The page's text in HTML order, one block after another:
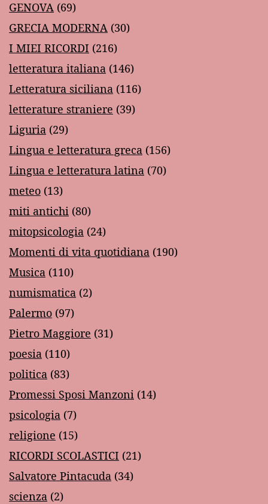
GENOVA (69)
GRECIA MODERNA (30)
I MIEI RICORDI (216)
letteratura italiana (146)
Letteratura siciliana (116)
letterature straniere (39)
Liguria (29)
Lingua e letteratura greca (156)
Lingua e letteratura latina (70)
meteo (13)
miti antichi (80)
mitopsicologia (24)
Momenti di vita quotidiana (190)
Musica (110)
numismatica (2)
Palermo (97)
Pietro Maggiore (31)
poesia (110)
politica (83)
Promessi Sposi Manzoni (14)
psicologia (7)
religione (15)
RICORDI SCOLASTICI (21)
Salvatore Pintacuda (34)
scienza (2)